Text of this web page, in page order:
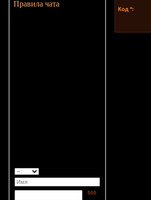
Правила чата
500
Код *: